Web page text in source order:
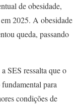
de obesidade,
2025. A obesidade
queda, passando
SES ressalta que o
para
condições de